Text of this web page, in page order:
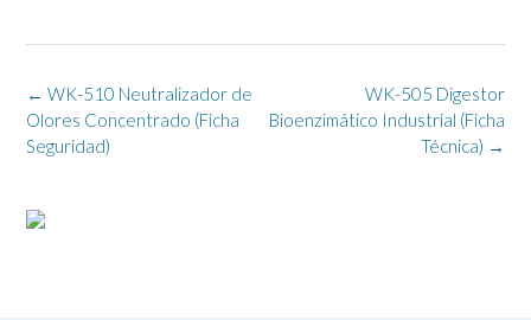
Navegación
de
la
WK-505 Digestor
Bioenzimático Industrial (Ficha
Técnica) →
← WK-510 Neutralizador de
Olores Concentrado (Ficha
Seguridad)